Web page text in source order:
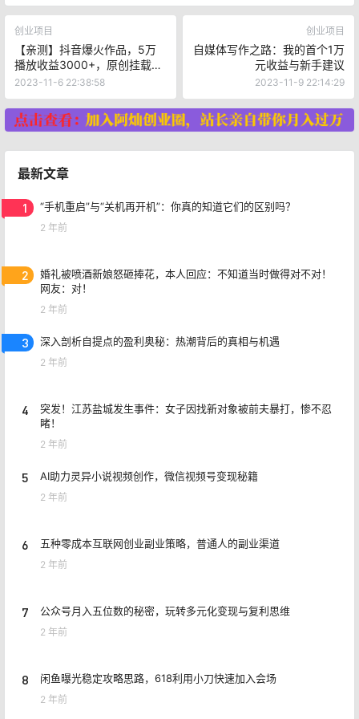
创业项目
【亲测】抖音爆火作品，5万
播放收益3000+，原创挂载小
程序教程！
2023-11-6 22:38:58
创业项目
自媒体写作之路：我的首个1万
元收益与新手建议
2023-11-9 22:14:29
最新文章
1 “手机重启”与“关机再开机”：你真的知道它们的区别吗？
2 年前
2
婚礼被喷酒新娘怒砸捧花，本人回应：不知道当时做得对不对！
网友：对！
2 年前
3 深入剖析自提点的盈利奥秘：热潮背后的真相与机遇
2 年前
4
突发！江苏盐城发生事件：女子因找新对象被前夫暴打，惨不忍
睹！
2 年前
5 AI助力灵异小说视频创作，微信视频号变现秘籍
2 年前
6 五种零成本互联网创业副业策略，普通人的副业渠道
2 年前
7 公众号月入五位数的秘密，玩转多元化变现与复利思维
2 年前
8 闲鱼曝光稳定攻略思路，618利用小刀快速加入会场
2 年前